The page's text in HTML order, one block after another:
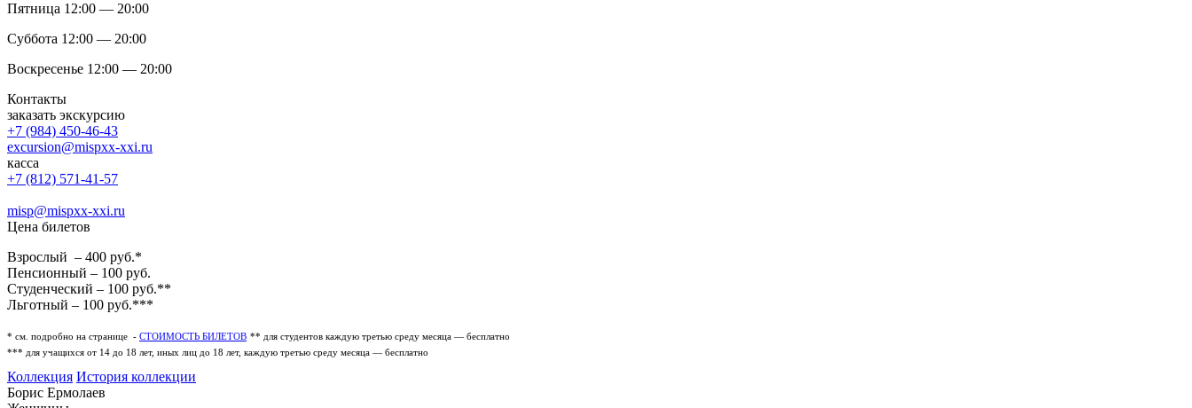
Пятница 12:00 — 20:00
Суббота 12:00 — 20:00
Воскресенье 12:00 — 20:00
Контакты
заказать экскурсию
+7 (984) 450-46-43
excursion@mispxx-xxi.ru
касса
+7 (812) 571-41-57
misp@mispxx-xxi.ru
Цена билетов
Взрослый – 400 руб.*
Пенсионный – 100 руб.
Студенческий – 100 руб.**
Льготный – 100 руб.***
* см. подробно на странице - СТОИМОСТЬ БИЛЕТОВ ** для студентов каждую третью среду месяца — бесплатно
*** для учащихся от 14 до 18 лет, иных лиц до 18 лет, каждую третью среду месяца — бесплатно
Коллекция История коллекции
Борис Ермолаев